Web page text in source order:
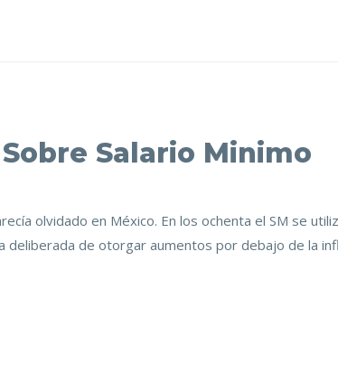
Salario Minimo
olvidado en México. En los ochenta el SM se
de otorgar aumentos por debajo de la